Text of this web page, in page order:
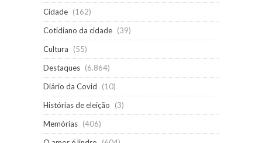
Cidade (162)
Cotidiano da cidade (39)
Cultura
(55)
Destaques (6.864)
Diário da Covid
(10)
Histórias de eleição
(3)
Memórias (406)